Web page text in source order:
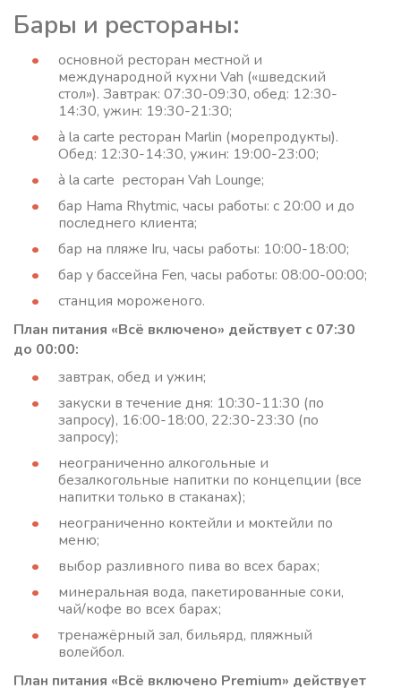
Бары и рестораны:
основной ресторан местной и
международной кухни Vah («шведский
стол»). Завтрак: 07:30-09:30, обед: 12:30-
14:30, ужин: 19:30-21:30;
à la carte ресторан Marlin (морепродукты).
Обед: 12:30-14:30, ужин: 19:00-23:00;
à la carte ресторан Vah Lounge;
бар Hama Rhytmic, часы работы: с 20:00 и до
последнего клиента;
бар на пляже Iru, часы работы: 10:00-18:00;
бар у бассейна Fen, часы работы: 08:00-00:00;
станция мороженого.
План питания «Всё включено» действует с 07:30
до 00:00:
завтрак, обед и ужин;
закуски в течение дня: 10:30-11:30 (по
запросу), 16:00-18:00, 22:30-23:30 (по
запросу);
неограниченно алкогольные и
безалкогольные напитки по концепции (все
напитки только в стаканах);
неограниченно коктейли и моктейли по
меню;
выбор разливного пива во всех барах;
минеральная вода, пакетированные соки,
чай/кофе во всех барах;
тренажёрный зал, бильярд, пляжный
волейбол.
План питания «Всё включено Premium» действует